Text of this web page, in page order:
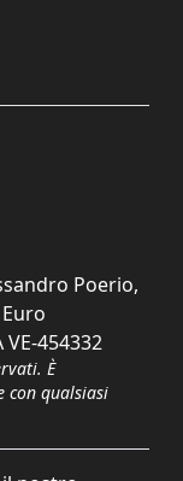
Poerio,
VE-454332
È
con qualsiasi